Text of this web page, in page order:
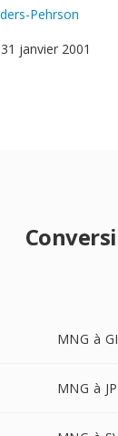
Pehrson
janvier 2001
MNG à
MNG à